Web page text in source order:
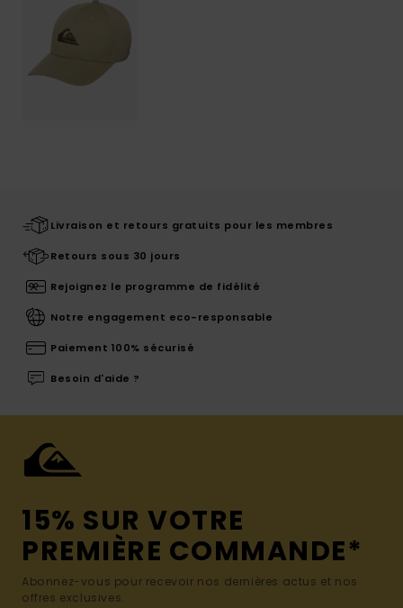
Livraison et retours gratuits pour les membres
Retours sous 30 jours
Rejoignez le programme de fidélité
Notre engagement eco-responsable
Paiement 100% sécurisé
Besoin d'aide ?
15% SUR VOTRE
PREMIÈRE COMMANDE*
Abonnez-vous pour recevoir nos dernières actus et nos
offres exclusives.